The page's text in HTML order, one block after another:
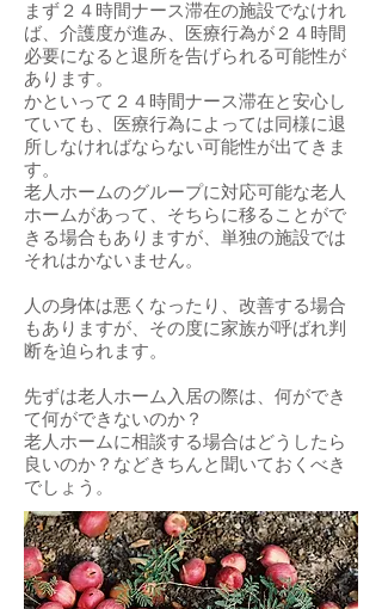
まず２４時間ナース滞在の施設でなけれ
ば、介護度が進み、医療行為が２４時間
必要になると退所を告げられる可能性が
あります。
かといって２４時間ナース滞在と安心し
ていても、医療行為によっては同様に退
所しなければならない可能性が出てきま
す。
老人ホームのグループに対応可能な老人
ホームがあって、そちらに移ることがで
きる場合もありますが、単独の施設では
それはかないません。
人の身体は悪くなったり、改善する場合
もありますが、その度に家族が呼ばれ判
断を迫られます。
先ずは老人ホーム入居の際は、何ができ
て何ができないのか？
老人ホームに相談する場合はどうしたら
良いのか？などきちんと聞いておくべき
でしょう。